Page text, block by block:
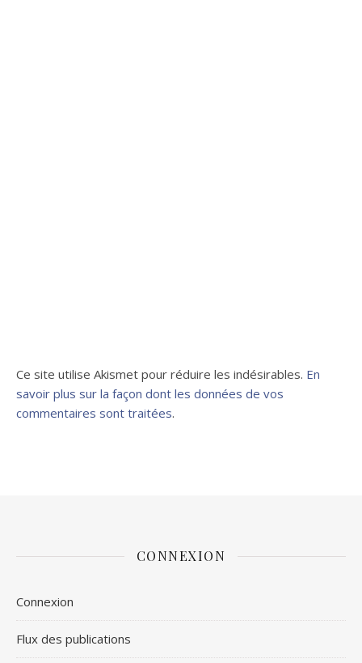
Ce site utilise Akismet pour réduire les indésirables. En
savoir plus sur la façon dont les données de vos
commentaires sont traitées.
CONNEXION
Connexion
Flux des publications